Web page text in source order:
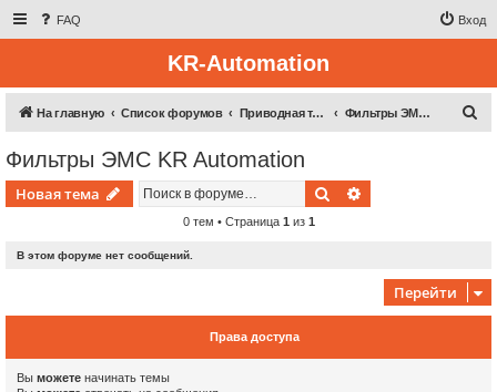
FAQ Вход
KR-Automation
На главную Список форумов Приводная техника Фильтры ЭМС KR Automation
Фильтры ЭМС KR Automation
Новая тема Поиск
0 тем • Страница 1 из 1
В этом форуме нет сообщений.
Перейти
Права доступа
Вы можете начинать темы